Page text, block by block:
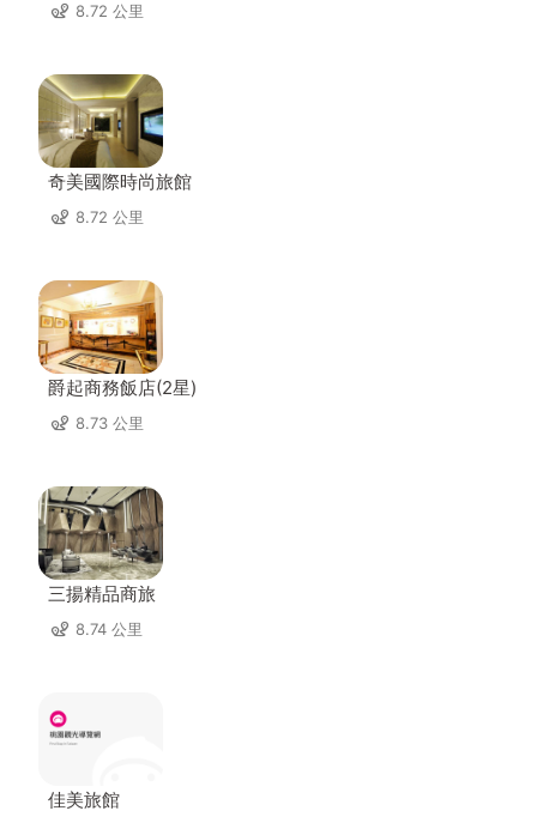
8.72 公里
奇美國際時尚旅館
8.72 公里
爵起商務飯店(2星)
8.73 公里
三揚精品商旅
8.74 公里
佳美旅館